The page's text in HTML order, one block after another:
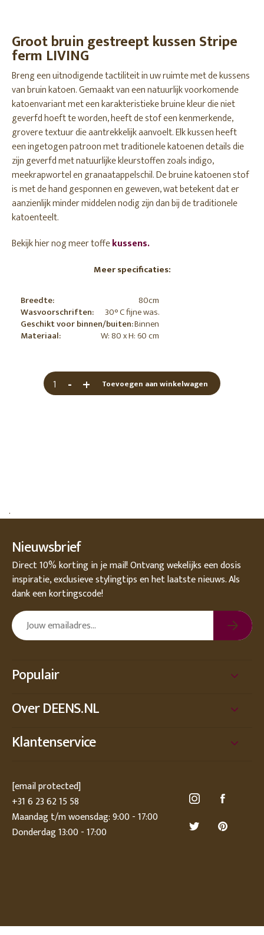
Groot bruin gestreept kussen Stripe
ferm LIVING
Breng een uitnodigende tactiliteit in uw ruimte met de kussens
van bruin katoen. Gemaakt van een natuurlijk voorkomende
katoenvariant met een karakteristieke bruine kleur die niet
geverfd hoeft te worden, heeft de stof een kenmerkende,
grovere textuur die aantrekkelijk aanvoelt. Elk kussen heeft
een ingetogen patroon met traditionele katoenen details die
zijn geverfd met natuurlijke kleurstoffen zoals indigo,
meekrapwortel en granaatappelschil. De bruine katoenen stof
is met de hand gesponnen en geweven, wat betekent dat er
aanzienlijk minder middelen nodig zijn dan bij de traditionele
katoenteelt.
Bekijk hier nog meer toffekussens.
Meer specificaties:
Breedte:
80cm
Wasvoorschriften:
30° C fijne was.
Geschikt voor binnen/buiten:Binnen
Materiaal:
W: 80 x H: 60 cm
+
- Toevoegen aan winkelwagen
.
Nieuwsbrief
Direct 10% korting in je mail! Ontvang wekelijks een dosis
inspiratie, exclusieve stylingtips en het laatste nieuws. Als
dank een kortingscode!
Populair
Over DEENS.NL
Klantenservice
[email protected]
+31 6 23 62 15 58
Maandag t/m woensdag: 9:00 - 17:00
Donderdag 13:00 - 17:00